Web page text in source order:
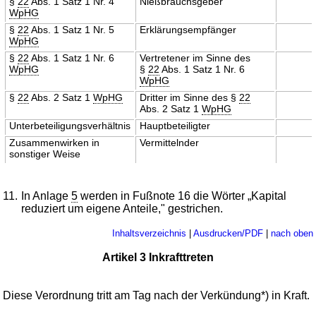
WpHG
§ 22 Abs. 1 Satz 1 Nr. 5
WpHG
Erklärungsempfänger
§ 22 Abs. 1 Satz 1 Nr. 6
WpHG
Vertretener im Sinne des
§ 22 Abs. 1 Satz 1 Nr. 6
WpHG
§ 22 Abs. 2 Satz 1 WpHG Dritter im Sinne des § 22
Abs. 2 Satz 1 WpHG
Unterbeteiligungsverhältnis
Hauptbeteiligter
Zusammenwirken in
sonstiger Weise
Vermittelnder
11. In Anlage5 werden in Fußnote 16 die Wörter „Kapital
reduziert um eigene Anteile," gestrichen.
Inhaltsverzeichnis | Ausdrucken/PDF| nach oben
Artikel 3 Inkrafttreten
Diese Verordnung tritt am Tag nach der Verkündung*) in Kraft.